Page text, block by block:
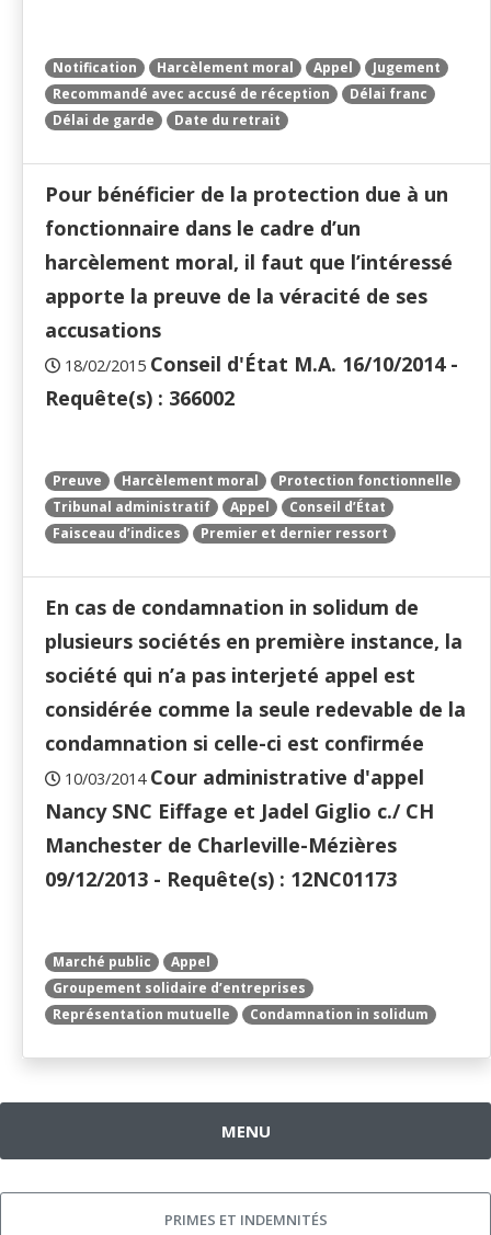
Notification Harcèlement moral Appel
Jugement
Recommandé avec accusé de réception
Délai franc
Délai de garde
Date du retrait
Pour bénéficier de la protection due à un
fonctionnaire dans le cadre d’un
harcèlement moral, il faut que l’intéressé
apporte la preuve de la véracité de ses
accusations
18/02/2015 Conseil d'État M.A. 16/10/2014 -
Requête(s) : 366002
Preuve Harcèlement moral
Protection fonctionnelle
Tribunal administratif
Appel
Conseil d’État
Faisceau d’indices
Premier et dernier ressort
En cas de condamnation in solidum de
plusieurs sociétés en première instance, la
société qui n’a pas interjeté appel est
considérée comme la seule redevable de la
condamnation si celle-ci est confirmée
10/03/2014 Cour administrative d'appel
Nancy SNC Eiffage et Jadel Giglio c./ CH
Manchester de Charleville-Mézières
09/12/2013 - Requête(s) : 12NC01173
Marché public
Appel
Groupement solidaire d’entreprises
Représentation mutuelle
Condamnation in solidum
MENU
PRIMES ET INDEMNITÉS